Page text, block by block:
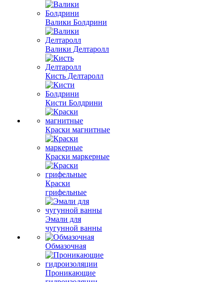
Валики Болдрини
Валики Делтаролл
Кисть Делтаролл
Кисти Болдрини
Краски магнитные
Краски маркерные
Краски
грифельные
Эмали для
чугунной ванны
Обмазочная
Проникающие